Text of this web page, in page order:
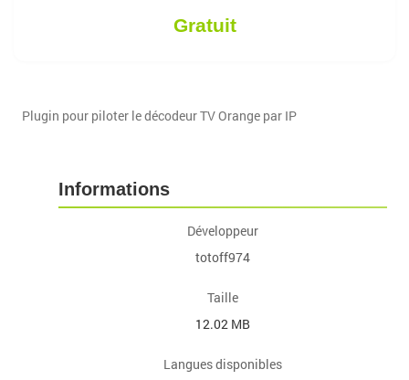
Gratuit
Plugin pour piloter le décodeur TV Orange par IP
Informations
Développeur
totoff974
Taille
12.02 MB
Langues disponibles